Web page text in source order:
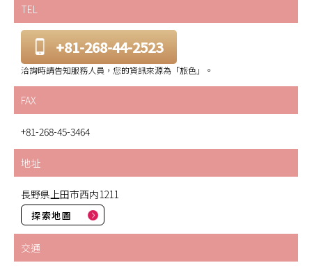
TEL
+81-268-44-2523
洽詢時請告知服務人員，您的資訊來源為「旅色」。
FAX
+81-268-45-3464
地址
長野県上田市西内1211
探索地圖
交通